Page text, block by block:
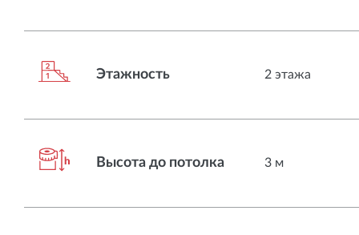
Этажность 2 этажа
Высота до потолка 3 м